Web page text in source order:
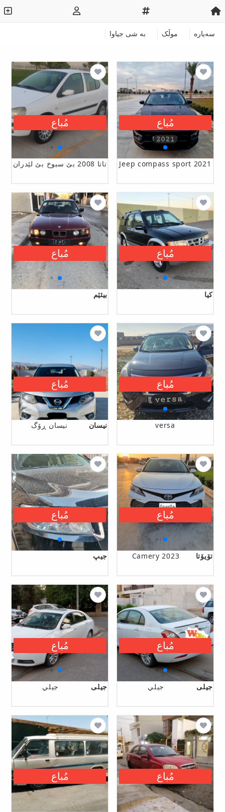
سەیارە موڵک به‌ شی جیاوا
Jeep compass sport 2021
مُباع
تاتا 2008 بێ سبوخ بێ لێدران
مُباع
کیا
مُباع
بیئێم
مُباع
versa
مُباع
نیسان نیسان ڕۆگ
مُباع
تۆیۆتا Camery 2023
مُباع
جیپ
مُباع
جیلی جيلي
مُباع
جیلی جيلي
مُباع
مُباع مُباع